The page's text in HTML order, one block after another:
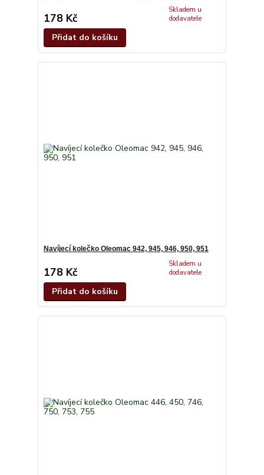
178 Kč
Skladem u
dodavatele
Přidat do košíku
Navíjecí kolečko Oleomac 942, 945, 946, 950, 951
178 Kč
Skladem u
dodavatele
Přidat do košíku